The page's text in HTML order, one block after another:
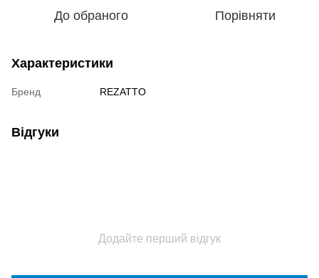
До обраного Порівняти
Характеристики
Бренд REZATTO
Відгуки
Додайте перший відгук